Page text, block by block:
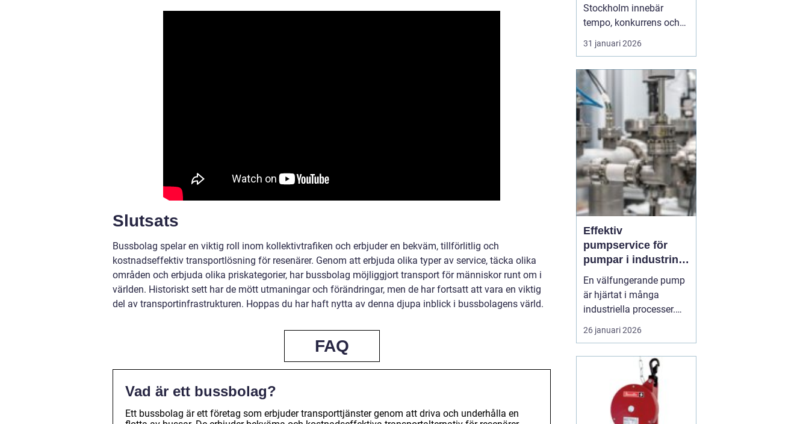
Slutsats
Bussbolag spelar en viktig roll inom kollektivtrafiken och erbjuder en bekväm, tillförlitlig och
kostnadseffektiv transportlösning för resenärer. Genom att erbjuda olika typer av service, täcka olika
områden och erbjuda olika priskategorier, har bussbolag möjliggjort transport för människor runt om i
världen. Historiskt sett har de mött utmaningar och förändringar, men de har fortsatt att vara en viktig
del av transportinfrastrukturen. Hoppas du har haft nytta av denna djupa inblick i bussbolagens värld.
FAQ
Vad är ett bussbolag?
Ett bussbolag är ett företag som erbjuder transporttjänster genom att driva och underhålla en
Stockholm innebär
tempo, konkurrens och
många beslut. Särskilt
ekonomin kräver mer tid
Därför väljer allt fler
entreprenörer att ta hjälp
aven redovisningsbyrå
Stockholm i<...
31 januari 2026
Effektiv
pumpservice för
pumpar i industrin –
så säkrar du driften
En välfungerande pump
är hjärtat i många
industriella processer.
När flödet stannar,
stannar ofta hela
pumpservice– pumpar
26 januari 2026